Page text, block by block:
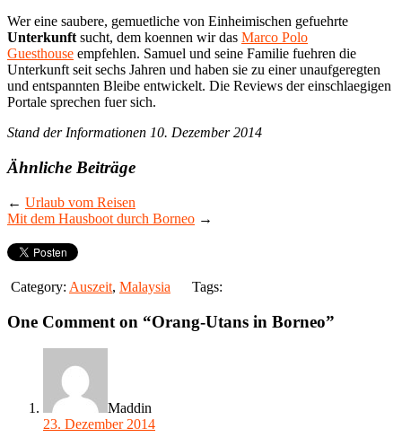
Wer eine saubere, gemuetliche von Einheimischen gefuehrte
Unterkunft sucht, dem koennen wir das Marco Polo
Guesthouse empfehlen. Samuel und seine Familie fuehren die
Unterkunft seit sechs Jahren und haben sie zu einer unaufgeregten
und entspannten Bleibe entwickelt. Die Reviews der einschlaegigen
Portale sprechen fuer sich.
Stand der Informationen 10. Dezember 2014
Ähnliche Beiträge
← Urlaub vom Reisen
Mit dem Hausboot durch Borneo →
Category: Auszeit, Malaysia Tags:
One Comment on “Orang-Utans in Borneo”
Maddin
23. Dezember 2014